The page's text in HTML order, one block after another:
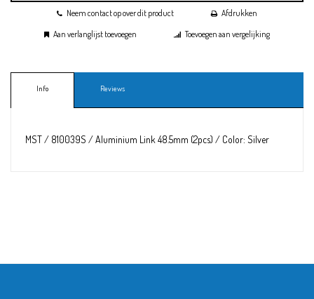
Neem contact op over dit product
Afdrukken
Aan verlanglijst toevoegen
Toevoegen aan vergelijking
Info Reviews
MST / 810039S / Aluminium Link 48.5mm (2pcs) / Color: Silver